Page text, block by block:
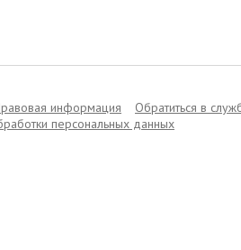
информация
Обратиться в
персональных данных